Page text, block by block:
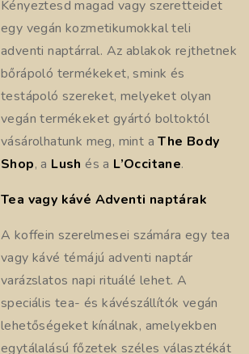
Kényeztesd magad vagy szeretteidet
egy vegán kozmetikumokkal teli
adventi naptárral. Az ablakok rejthetnek
bőrápoló termékeket, smink és
testápoló szereket, melyeket olyan
vegán termékeket gyártó boltoktól
vásárolhatunk meg, mint aThe Body
Shop, a Lush és a L’Occitane.
Tea vagy kávé Adventi naptárak
A koffein szerelmesei számára egy tea
vagy kávé témájú adventi naptár
varázslatos napi rituálé lehet. A
speciális tea- és kávészállítók vegán
lehetőségeket kínálnak, amelyekben
egytálalású főzetek széles választékát